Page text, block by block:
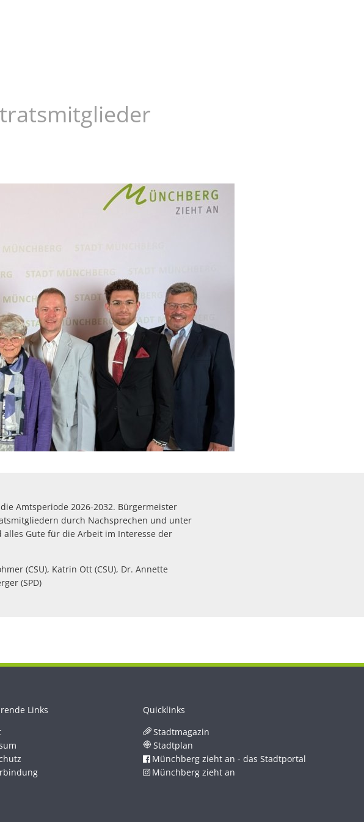
Amtsperiode 2026-2032. Bürgermeister
durch Nachsprechen und unter
Gute für die Arbeit im Interesse der
(CSU), Katrin Ott (CSU), Dr. Annette
(SPD)
Links
Quicklinks
Stadtmagazin
Stadtplan
Münchberg zieht an - das Stadtportal
Münchberg zieht an